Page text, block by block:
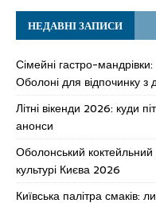
НЕДАВНІ ЗАПИСИ
Сімейні гастро-
Оболоні для відпочинку з
Літні вікенди 2026: куди
анонси
Оболонський
культурі Києва 2026
Київська палітра смаків: